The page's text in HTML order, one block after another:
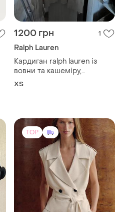
1200 грн 1
Ralph Lauren
Кардиган ralph lauren із
вовни та кашеміру,
бежевий. xs
ХS
TOP